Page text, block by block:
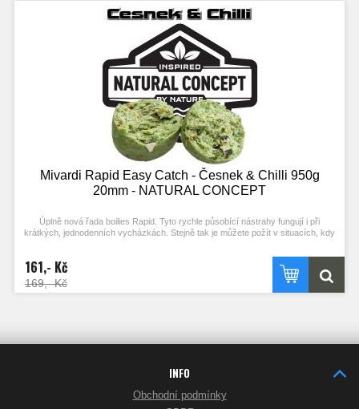
Mivardi Rapid Easy Catch - Česnek & Chilli 950g
20mm - NATURAL CONCEPT
Úplně nová řada boilies Rapid. Tyto rychle působící nástrahy fungují i při
krátkých, jednodenních vycházkách. Stejně tak je můžete požít v situacích, kdy
podporuje práci ve studené vodě. Kvalitní esence a výrazné barvy zajišťují
vysokou atraktivitu i bez použití boosterů. Optimální konzistence a použití R-
FACTORu umožňují snadné nastražení (propíchnutí) a zároveň velkou výdrž.
161,- Kč
169,- Kč
INFO
Obchodní podmínky